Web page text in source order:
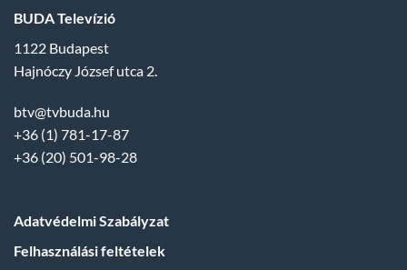
BUDA Televízió
1122 Budapest
Hajnóczy József utca 2.
btv@tvbuda.hu
+36 (1) 781-17-87
+36 (20) 501-98-28
Adatvédelmi Szabályzat
Felhasználási feltételek